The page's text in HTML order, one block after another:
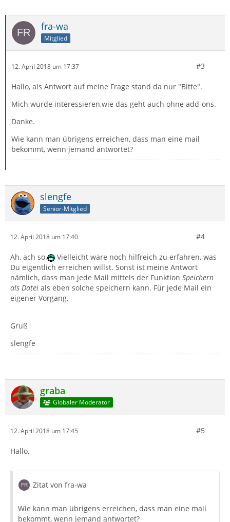
fra-wa
Mitglied
12. April 2018 um 17:37 #3
Hallo, als Antwort auf meine Frage stand da nur "Bitte".
Mich würde interessieren,wie das geht auch ohne add-ons.
Danke.
Wie kann man übrigens erreichen, dass man eine mail
bekommt, wenn jemand antwortet?
slengfe
Senior-Mitglied
12. April 2018 um 17:40 #4
Ah, ach so.
Vielleicht wäre noch hilfreich zu erfahren, was
Du eigentlich erreichen willst. Sonst ist meine Antwort
nämlich, dass man jede Mail mittels der Funktion Speichern
als Datei als eben solche speichern kann. Für jede Mail ein
eigener Vorgang.
Gruß
slengfe
graba
Globaler Moderator
12. April 2018 um 17:45 #5
Hallo,
Zitat von fra-wa
Wie kann man übrigens erreichen, dass man eine mail
bekommt, wenn jemand antwortet?